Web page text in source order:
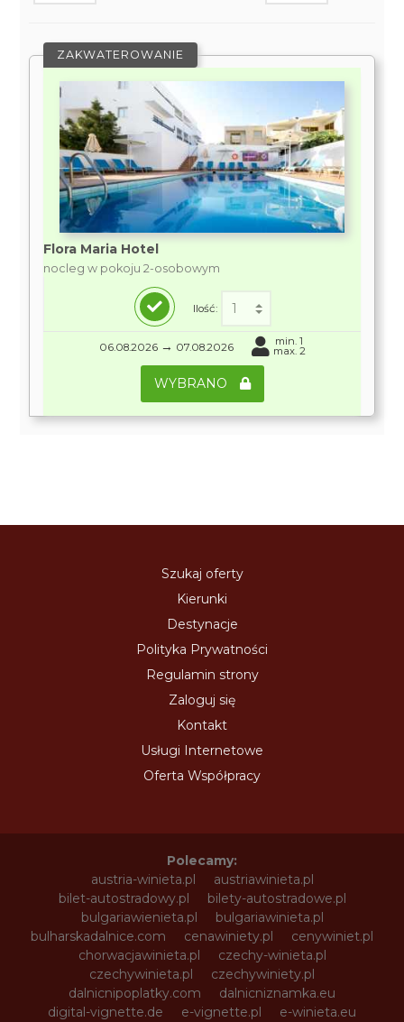
ZAKWATEROWANIE
Flora Maria Hotel
nocleg w pokoju 2-osobowym
Ilość:
06.08.2026 → 07.08.2026 min. 1
max. 2
WYBRANO
Szukaj oferty
Kierunki
Destynacje
Polityka Prywatności
Regulamin strony
Zaloguj się
Kontakt
Usługi Internetowe
Oferta Współpracy
Polecamy:
austria-winieta.pl
austriawinieta.pl
bilet-autostradowy.pl
bilety-autostradowe.pl
bulgariawienieta.pl
bulgariawinieta.pl
bulharskadalnice.com
cenawiniety.pl
cenywiniet.pl
chorwacjawinieta.pl
czechy-winieta.pl
czechywinieta.pl
czechywiniety.pl
dalnicnipoplatky.com
dalnicniznamka.eu
digital-vignette.de
e-vignette.pl
e-winieta.eu